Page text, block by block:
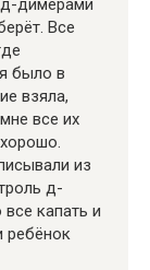
Все
было в
взяла,
все их
из
д-
капать и
ребёнок